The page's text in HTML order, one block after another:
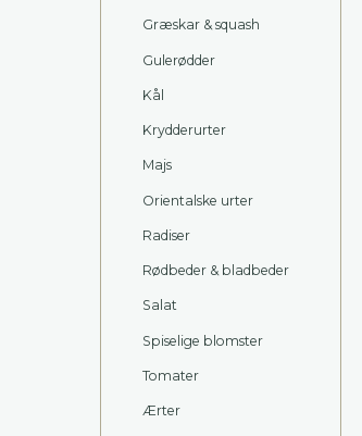
Græskar & squash
Gulerødder
Kål
Krydderurter
Majs
Orientalske urter
Radiser
Rødbeder & bladbeder
Salat
Spiselige blomster
Tomater
Ærter